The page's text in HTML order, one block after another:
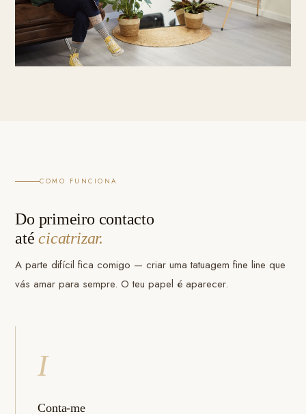
COMO FUNCIONA
Do primeiro contacto
atécicatrizar.
A parte difícil fica comigo — criar uma tatuagem fine line que
vás amar para sempre. O teu papel é aparecer.
I
Conta-me